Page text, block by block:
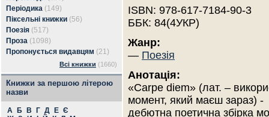
Періодика (149)
Піксельні книжки (56)
Поезія (517)
Проза (1098)
Пропонується видавцям (21)
Всі книжки (1660)
Книжки за першою літерою
назви
А Б В Г Д Е Є
ISBN: 978-617-7184-90-3
ББК: 84(4УКР)
Жанр:
— Поезія
Анотація:
«Carpe diem» (лат. –
момент, який маєш зараз) -
дебютна поетична збірка